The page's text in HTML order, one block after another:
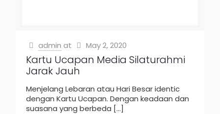
admin at May 2, 2020
Kartu Ucapan Media Silaturahmi
Jarak Jauh
Menjelang Lebaran atau Hari Besar identic
dengan Kartu Ucapan. Dengan keadaan dan
suasana yang berbeda […]